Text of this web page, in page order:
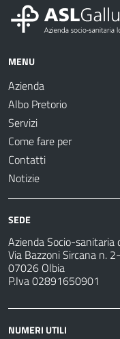
MENU
Azienda
Albo Pretorio
Servizi
Come fare per
Contatti
Notizie
SEDE
Azienda Socio-sanitaria
Via Bazzoni Sircana n.
07026 Olbia
P.Iva 02891650901
NUMERI UTILI